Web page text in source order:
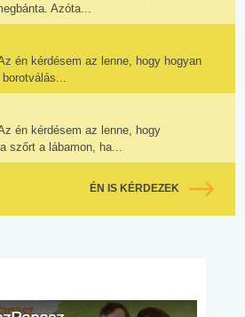
Azóta...
én kérdésem az lenne, hogy hogyan
én kérdésem az lenne, hogy
szőrt a lábamon, ha...
ÉN IS KÉRDEZEK